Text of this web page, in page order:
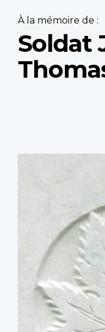
À la mémoire de :
Soldat